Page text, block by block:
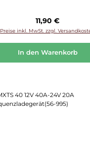
Regulärer Preis:
11,90 €
Preise inkl. MwSt. zzgl.
In den Warenkorb